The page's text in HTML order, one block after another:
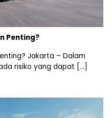
Penting?
Jakarta – Dalam
risiko yang dapat [...]